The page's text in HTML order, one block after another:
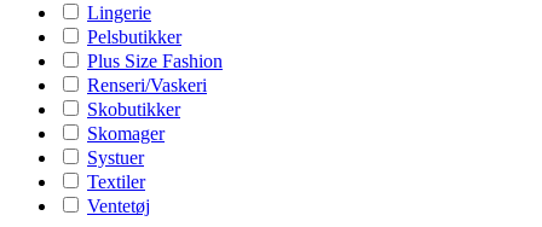
Lingerie
Pelsbutikker
Plus Size Fashion
Renseri/Vaskeri
Skobutikker
Skomager
Systuer
Textiler
Ventetøj